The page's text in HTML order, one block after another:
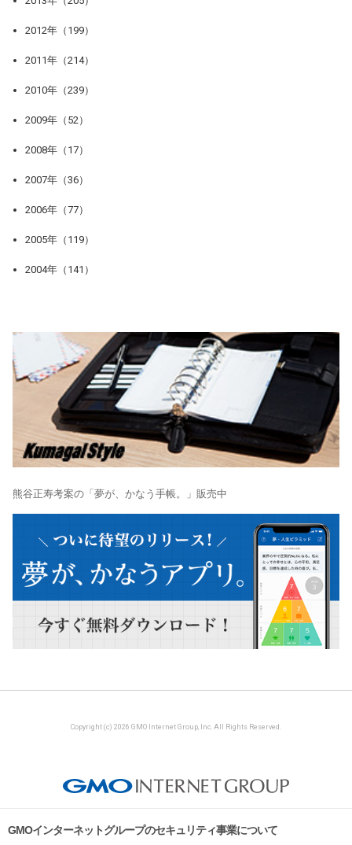
2012年（199）
2011年（214）
2010年（239）
2009年（52）
2008年（17）
2007年（36）
2006年（77）
2005年（119）
2004年（141）
熊谷正寿考案の「夢が、かなう手帳。」販売中
Copyright (c) 2026 GMO Internet Group, Inc. All Rights Reserved.
GMOインターネットグループのセキュリティ事業について